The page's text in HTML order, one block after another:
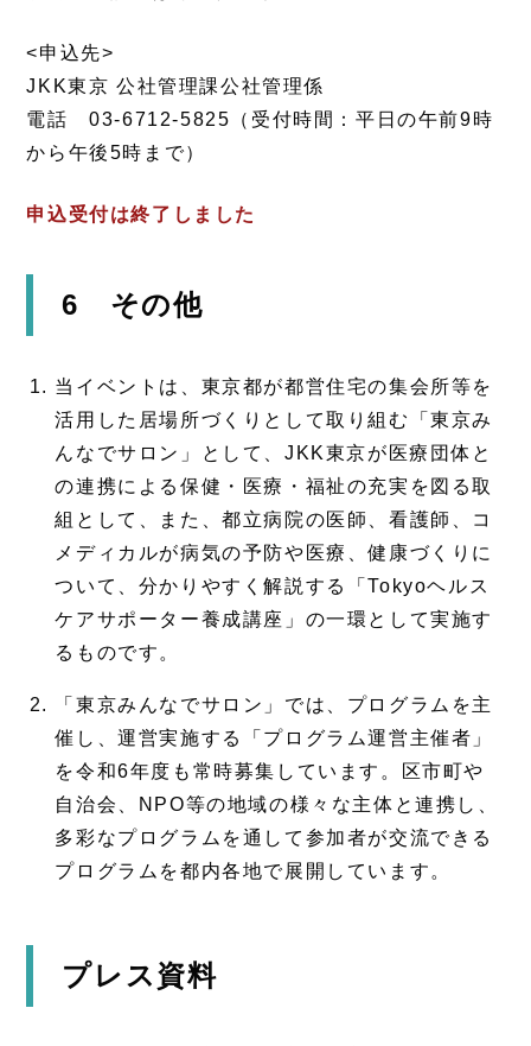
<申込先>
JKK東京 公社管理課公社管理係
電話 03-6712-5825（受付時間：平日の午前9時
から午後5時まで）
申込受付は終了しました
6 その他
当イベントは、東京都が都営住宅の集会所等を
活用した居場所づくりとして取り組む「東京み
んなでサロン」として、JKK東京が医療団体と
の連携による保健・医療・福祉の充実を図る取
組として、また、都立病院の医師、看護師、コ
メディカルが病気の予防や医療、健康づくりに
ついて、分かりやすく解説する「Tokyoヘルス
ケアサポーター養成講座」の一環として実施す
るものです。
「東京みんなでサロン」では、プログラムを主
催し、運営実施する「プログラム運営主催者」
を令和6年度も常時募集しています。区市町や
自治会、NPO等の地域の様々な主体と連携し、
多彩なプログラムを通して参加者が交流できる
プログラムを都内各地で展開しています。
プレス資料